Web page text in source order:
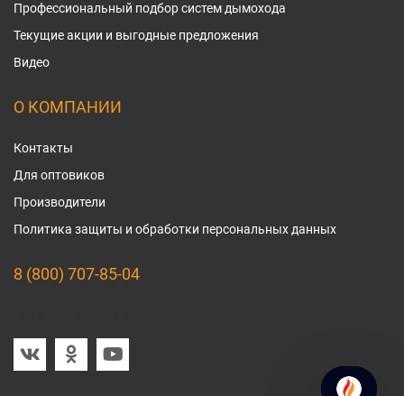
Профессиональный подбор систем дымохода
Текущие акции и выгодные предложения
Видео
О КОМПАНИИ
Контакты
Для оптовиков
Производители
Политика защиты и обработки персональных данных
8 (800) 707-85-04